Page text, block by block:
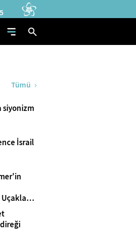
Tümü
siyonizm
İsrail